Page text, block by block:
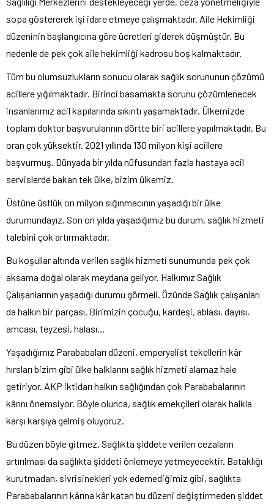
sopa göstererek işi idare etmeye çalışmaktadır. Aile Hekimliği
düzeninin başlangıcına göre ücretleri giderek düşmüştür. Bu
nedenle de pek çok aile hekimliği kadrosu boş kalmaktadır.
Tüm bu olumsuzlukların sonucu olarak sağlık sorununun çözümü
acillere yığılmaktadır. Birinci basamakta sorunu çözümlenecek
insanlarımız acil kapılarında sıkıntı yaşamaktadır. Ülkemizde
toplam doktor başvurularının dörtte biri acillere yapılmaktadır. Bu
oran çok yüksektir. 2021 yıllında 130 milyon kişi acillere
başvurmuş. Dünyada bir yılda nüfusundan fazla hastaya acil
servislerde bakan tek ülke, bizim ülkemiz.
Üstüne üstlük on milyon sığınmacının yaşadığı bir ülke
durumundayız. Son on yılda yaşadığımız bu durum, sağlık hizmeti
talebini çok artırmaktadır.
Bu koşullar altında verilen sağlık hizmeti sunumunda pek çok
aksama doğal olarak meydana geliyor. Halkımız Sağlık
Çalışanlarının yaşadığı durumu görmeli. Özünde Sağlık çalışanları
da halkın bir parçası. Birimizin çocuğu, kardeşi, ablası, dayısı,
amcası, teyzesi, halası…
Yaşadığımız Parababaları düzeni, emperyalist tekellerin kâr
hırsları bizim gibi ülke halklarını sağlık hizmeti alamaz hale
getiriyor. AKP iktidarı halkın sağlığından çok Parababalarının
kârını önemsiyor. Böyle olunca, sağlık emekçileri olarak halkla
karşı karşıya gelmiş oluyoruz.
Bu düzen böyle gitmez. Sağlıkta şiddete verilen cezaların
artırılması da sağlıkta şiddeti önlemeye yetmeyecektir. Bataklığı
kurutmadan, sivrisinekleri yok edemediğimiz gibi, sağlıkta
Parababalarının kârına kâr katan bu düzeni değiştirmeden şiddet